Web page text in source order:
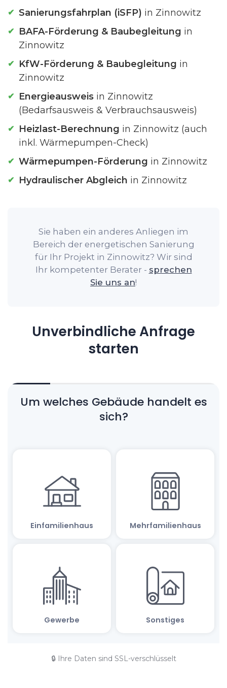
Sanierungsfahrplan (iSFP) in Zinnowitz
BAFA-Förderung & Baubegleitung in
Zinnowitz
KfW-Förderung & Baubegleitung in
Zinnowitz
Energieausweis in Zinnowitz
(Bedarfsausweis & Verbrauchsausweis)
Heizlast-Berechnung in Zinnowitz (auch
inkl. Wärmepumpen-Check)
Wärmepumpen-Förderung in Zinnowitz
Hydraulischer Abgleich in Zinnowitz
Sie haben ein anderes Anliegen im
Bereich der energetischen Sanierung
für Ihr Projekt in Zinnowitz? Wir sind
Ihr kompetenter Berater - sprechen
Sie uns an!
Unverbindliche Anfrage
starten
🔒 Ihre Daten sind SSL-verschlüsselt